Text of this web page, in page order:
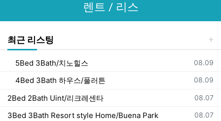
렌트 / 리스
최근 리스팅
등록일
08.09
5Bed 3Bath/치노힐스
등록일
08.09
4Bed 3Bath 하우스/풀러튼
등록일
08.07
2Bed 2Bath Uint/리크레센타
등록일
08.07
3Bed 3Bath Resort style Home/Buena Park